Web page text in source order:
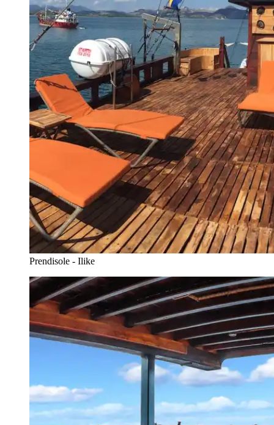
Prendisole - Ilike